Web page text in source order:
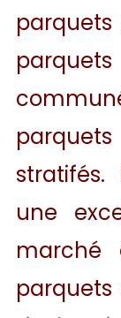
stratifés.
une
marché
parquets